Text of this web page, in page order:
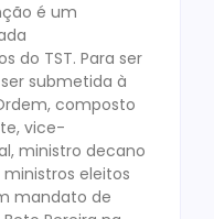
é um
do TST. Para ser
submetida à
composto
vice-
ministro decano
eleitos
mandato de